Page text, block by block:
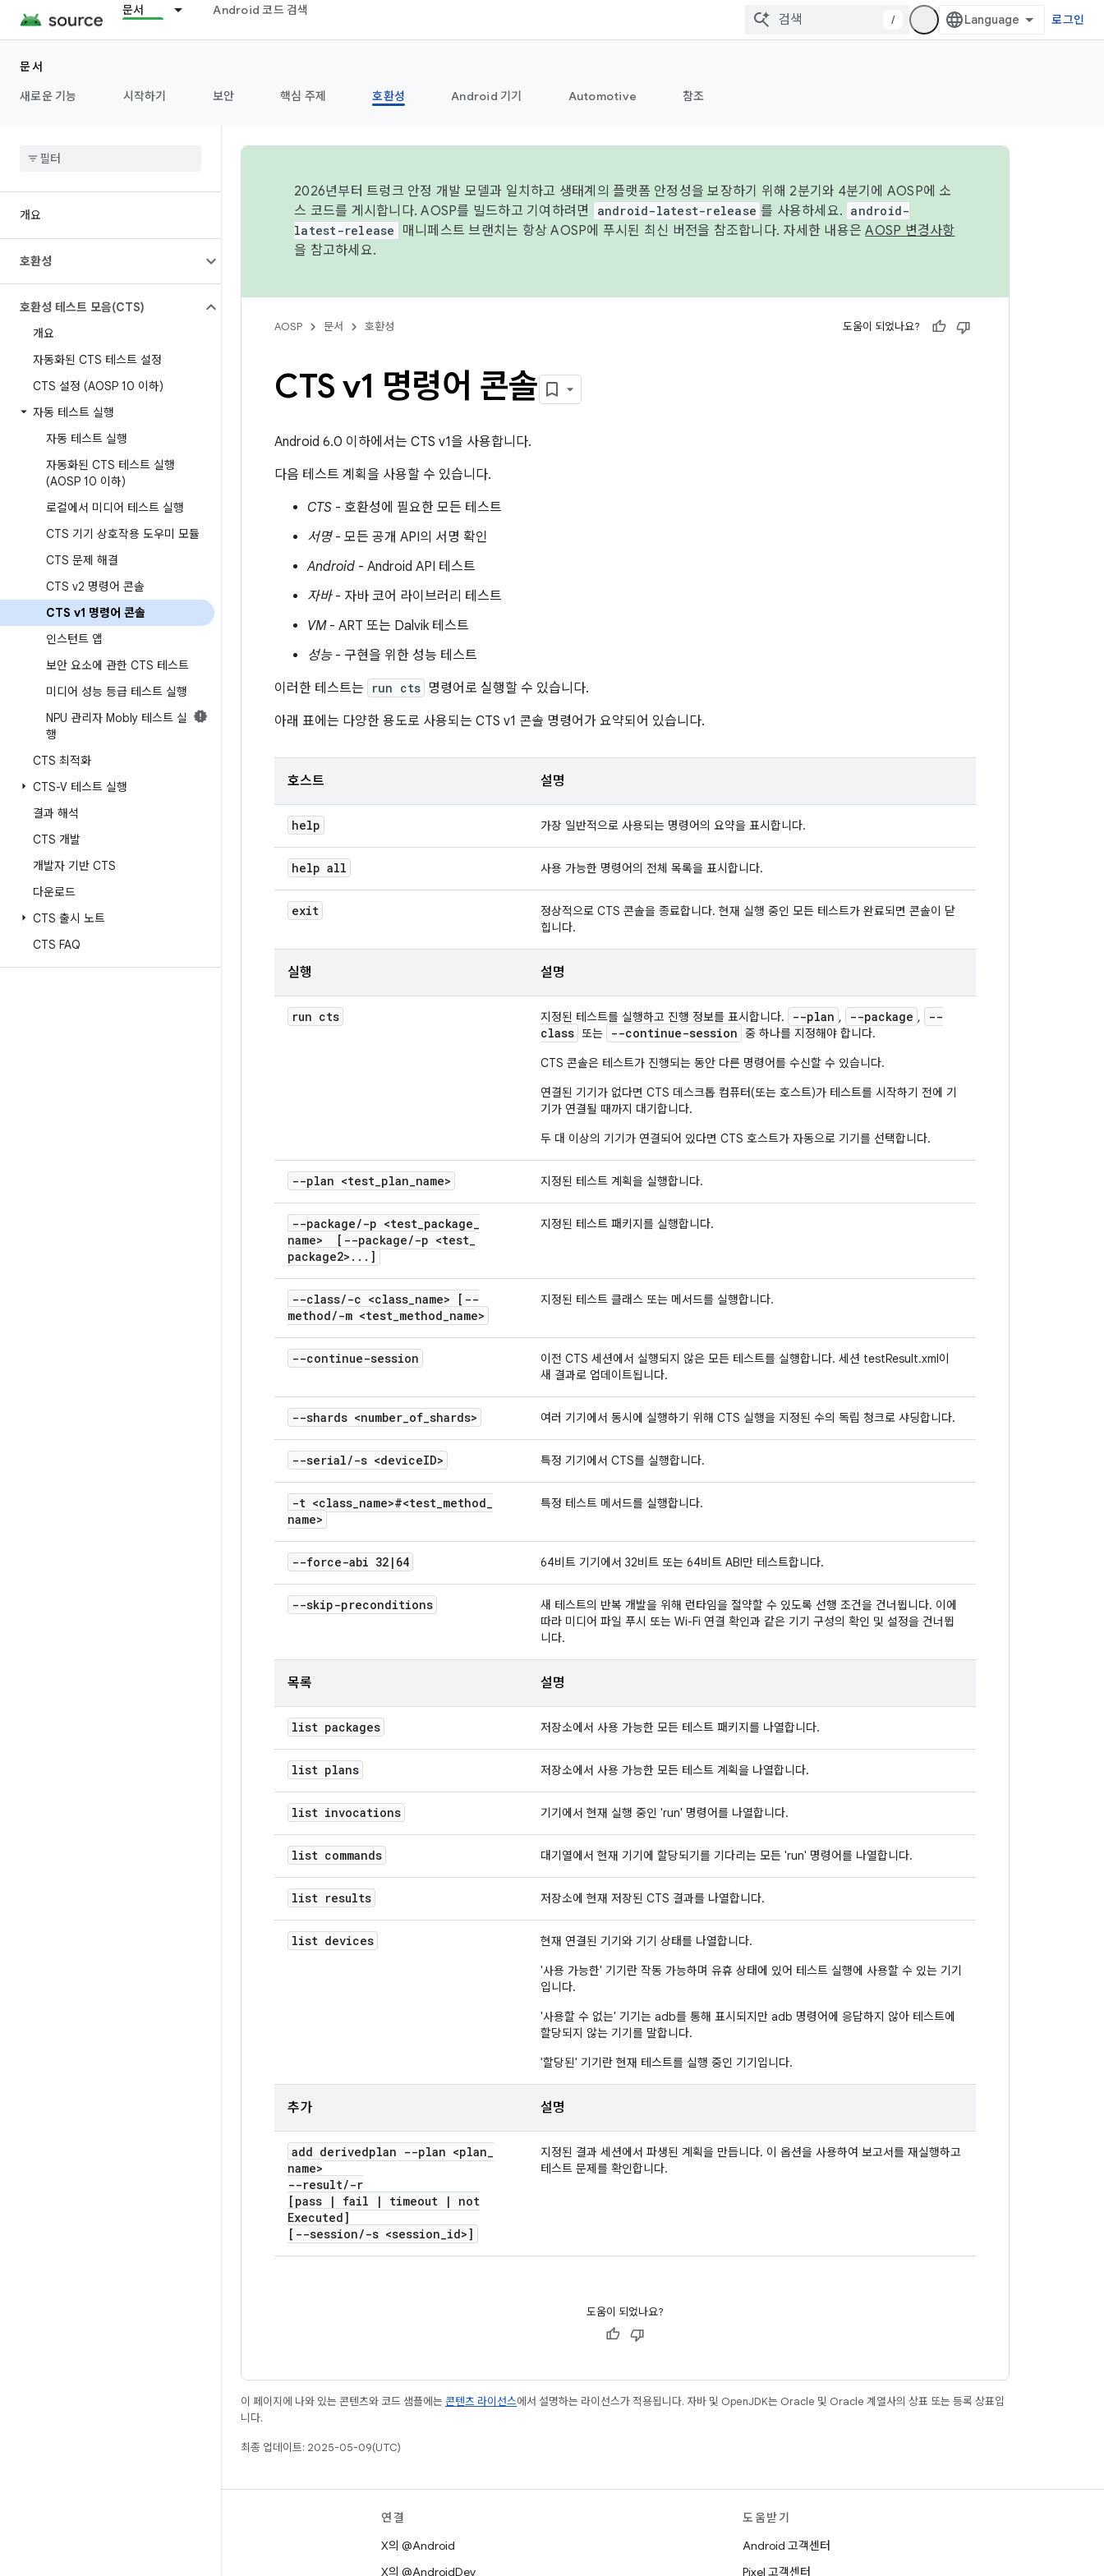
문서 Android 코드 검색
/ 로그인
문서
새로운 기능
시작하기 보안 핵심 주제 호환성 Android 기기 Automotive 참조
개요
호환성
호환성 테스트 모음(CTS)
개요
자동화된 CTS 테스트 설정
CTS 설정 (AOSP 10 이하)
자동 테스트 실행
자동 테스트 실행
자동화된 CTS 테스트 실행
(AOSP 10 이하)
로컬에서 미디어 테스트 실행
CTS 기기 상호작용 도우미 모듈
CTS 문제 해결
CTS v2 명령어 콘솔
CTS v1 명령어 콘솔
인스턴트 앱
보안 요소에 관한 CTS 테스트
미디어 성능 등급 테스트 실행
NPU 관리자 Mobly 테스트 실
행
CTS 최적화
CTS-V 테스트 실행
결과 해석
CTS 개발
개발자 기반 CTS
다운로드
CTS 출시 노트
CTS FAQ
2026년부터 트렁크 안정 개발 모델과 일치하고 생태계의 플랫폼 안정성을 보장하기 위해 2분기와 4분기에 AOSP에 소
스 코드를 게시합니다. AOSP를 빌드하고 기여하려면
android-latest-release 를 사용하세요. android-
latest-release
매니페스트 브랜치는 항상 AOSP에 푸시된 최신 버전을 참조합니다. 자세한 내용은AOSP 변경사항
을 참고하세요.
AOSP 문서 호환성 도움이 되었나요?
CTS v1 명령어 콘솔
Android 6.0 이하에서는 CTS v1을 사용합니다.
다음 테스트 계획을 사용할 수 있습니다.
CTS - 호환성에 필요한 모든 테스트
서명- 모든 공개 API의 서명 확인
Android - Android API 테스트
자바- 자바 코어 라이브러리 테스트
VM- ART 또는 Dalvik 테스트
성능- 구현을 위한 성능 테스트
이러한 테스트는
run cts 명령어로 실행할 수 있습니다.
아래 표에는 다양한 용도로 사용되는 CTS v1 콘솔 명령어가 요약되어 있습니다.
호스트 설명
help 가장 일반적으로 사용되는 명령어의 요약을 표시합니다.
help all 사용 가능한 명령어의 전체 목록을 표시합니다.
exit
정상적으로 CTS 콘솔을 종료합니다. 현재 실행 중인 모든 테스트가 완료되면 콘솔이 닫
힙니다.
실행 설명
run cts 지정된 테스트를 실행하고 진행 정보를 표시합니다. --plan , --package ,
--
class 또는 --continue-session 중 하나를 지정해야 합니다.
CTS 콘솔은 테스트가 진행되는 동안 다른 명령어를 수신할 수 있습니다.
연결된 기기가 없다면 CTS 데스크톱 컴퓨터(또는 호스트)가 테스트를 시작하기 전에 기
기가 연결될 때까지 대기합니다.
두 대 이상의 기기가 연결되어 있다면 CTS 호스트가 자동으로 기기를 선택합니다.
--plan <test_plan_name> 지정된 테스트 계획을 실행합니다.
--package/-p <test_package_
name> [--package/-p <test_
package2> . . . ]
지정된 테스트 패키지를 실행합니다.
--class/-c <class_name> [--
method/-m <test_method_name>
지정된 테스트 클래스 또는 메서드를 실행합니다.
--continue-session
이전 CTS 세션에서 실행되지 않은 모든 테스트를 실행합니다. 세션 testResult.xml이
새 결과로 업데이트됩니다.
--shards <number_of_shards> 여러 기기에서 동시에 실행하기 위해 CTS 실행을 지정된 수의 독립 청크로 샤딩합니다.
--serial/-s <deviceID> 특정 기기에서 CTS를 실행합니다.
-t <class_name>#<test_method_
name>
특정 테스트 메서드를 실행합니다.
--force-abi 32 | 64 64비트 기기에서 32비트 또는 64비트 ABI만 테스트합니다.
--skip-preconditions
새 테스트의 반복 개발을 위해 런타임을 절약할 수 있도록 선행 조건을 건너뜁니다. 이에
따라 미디어 파일 푸시 또는 Wi-Fi 연결 확인과 같은 기기 구성의 확인 및 설정을 건너뜁
니다.
목록 설명
list packages 저장소에서 사용 가능한 모든 테스트 패키지를 나열합니다.
list plans 저장소에서 사용 가능한 모든 테스트 계획을 나열합니다.
list invocations 기기에서 현재 실행 중인 'run' 명령어를 나열합니다.
list commands 대기열에서 현재 기기에 할당되기를 기다리는 모든 'run' 명령어를 나열합니다.
list results 저장소에 현재 저장된 CTS 결과를 나열합니다.
list devices
현재 연결된 기기와 기기 상태를 나열합니다.
'사용 가능한' 기기란 작동 가능하며 유휴 상태에 있어 테스트 실행에 사용할 수 있는 기기
입니다.
'사용할 수 없는' 기기는 adb를 통해 표시되지만 adb 명령어에 응답하지 않아 테스트에
할당되지 않는 기기를 말합니다.
'할당된' 기기란 현재 테스트를 실행 중인 기기입니다.
추가 설명
add derivedplan --plan <plan_
name>
--result/-r
[pass
| fail | timeout |
not
Executed]
[--session/-s <session_id>]
지정된 결과 세션에서 파생된 계획을 만듭니다. 이 옵션을 사용하여 보고서를 재실행하고
테스트 문제를 확인합니다.
도움이 되었나요?
이 페이지에 나와 있는 콘텐츠와 코드 샘플에는 콘텐츠 라이선스에서 설명하는 라이선스가 적용됩니다. 자바 및 OpenJDK는 Oracle 및 Oracle 계열사의 상표 또는 등록 상표입
니다.
최종 업데이트: 2025-05-09(UTC)
연결
X의 @Android
X의 @AndroidDev
도움받기
Android 고객센터
Pixel 고객센터